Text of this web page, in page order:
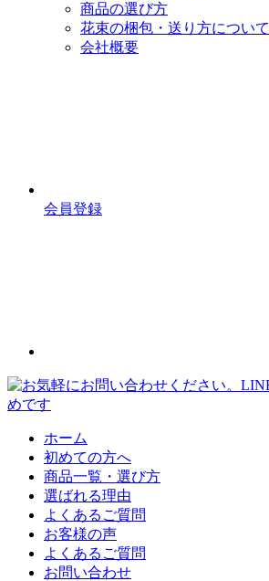
商品の選び方
花束の梱包・送り方について
会社概要
会員登録
ホーム
初めての方へ
商品一覧・選び方
選ばれる理由
よくあるご質問
お客様の声
よくあるご質問
お問い合わせ